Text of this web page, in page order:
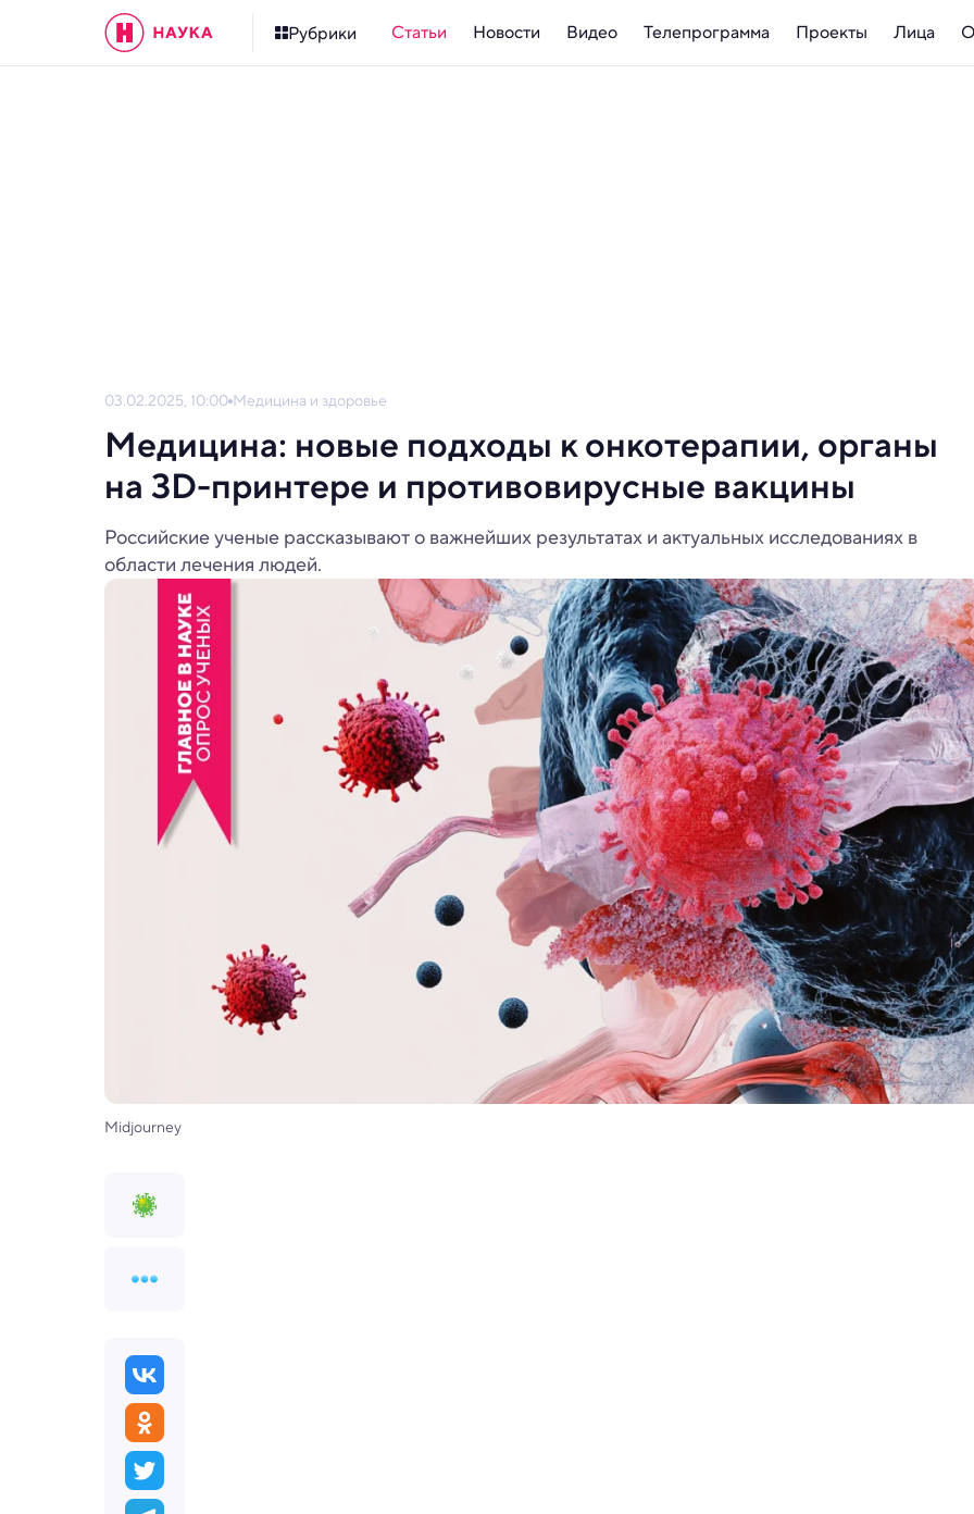
Рубрики Статьи Новости Видео Телепрограмма Проекты Лица
03.02.2025, 10:00 Медицина и здоровье
Медицина: новые подходы к онкотерапии, органы
на 3D-принтере и противовирусные вакцины
Российские ученые рассказывают о важнейших результатах и актуальных исследованиях в
области лечения людей.
Midjourney